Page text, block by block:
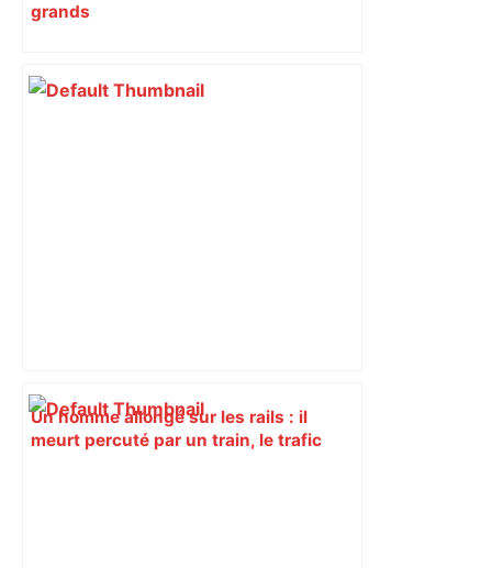
grands
Un homme allongé sur les rails : il
meurt percuté par un train, le trafic